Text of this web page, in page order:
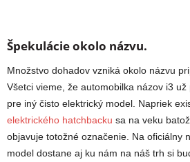
Špekulácie okolo názvu.
Množstvo dohadov vzniká okolo názvu
Všetci vieme, že automobilka názov i3
pre iný čisto elektrický model. Napriek
elektrického hatchbacku sa na veku
objavuje totožné označenie. Na oficiálny
model dostane aj ku nám na náš trh si